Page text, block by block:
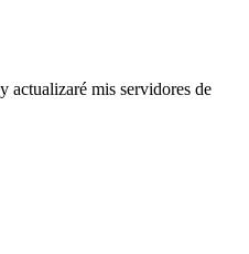
actualizaré mis servidores de